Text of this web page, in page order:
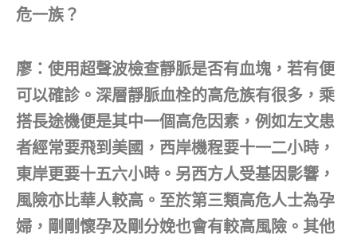
危一族？
廖：使用超聲波檢查靜脈是否有血塊，若有便
可以確診。深層靜脈血栓的高危族有很多，乘
搭長途機便是其中一個高危因素，例如左文患
者經常要飛到美國，西岸機程要十一二小時，
東岸更要十五六小時。另西方人受基因影響，
風險亦比華人較高。至於第三類高危人士為孕
婦，剛剛懷孕及剛分娩也會有較高風險。其他